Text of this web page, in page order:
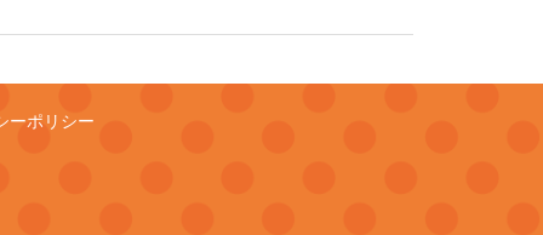
ーポリシー